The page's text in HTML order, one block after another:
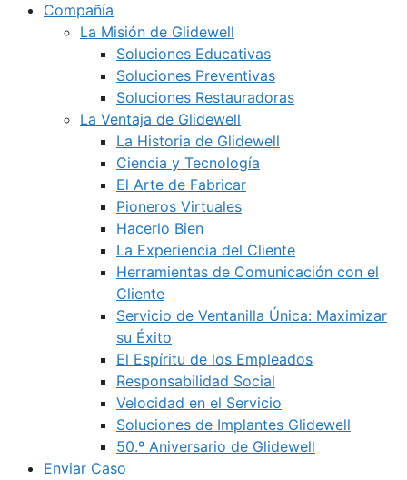
Compañía
La Misión de Glidewell
Soluciones Educativas
Soluciones Preventivas
Soluciones Restauradoras
La Ventaja de Glidewell
La Historia de Glidewell
Ciencia y Tecnología
El Arte de Fabricar
Pioneros Virtuales
Hacerlo Bien
La Experiencia del Cliente
Herramientas de Comunicación con el
Cliente
Servicio de Ventanilla Única: Maximizar
su Éxito
El Espíritu de los Empleados
Responsabilidad Social
Velocidad en el Servicio
Soluciones de Implantes Glidewell
50.º Aniversario de Glidewell
Enviar Caso